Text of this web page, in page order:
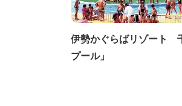
伊勢かぐらばリゾート
プール」